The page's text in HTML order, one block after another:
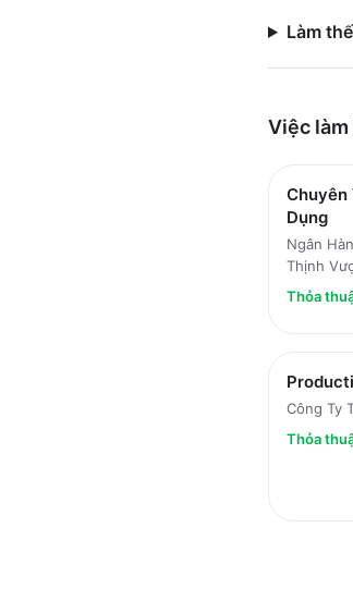
Làm
Việc làm
Chuyên
Dụng
Ngân
Thịnh
Thỏa
Công Ty
Thỏa